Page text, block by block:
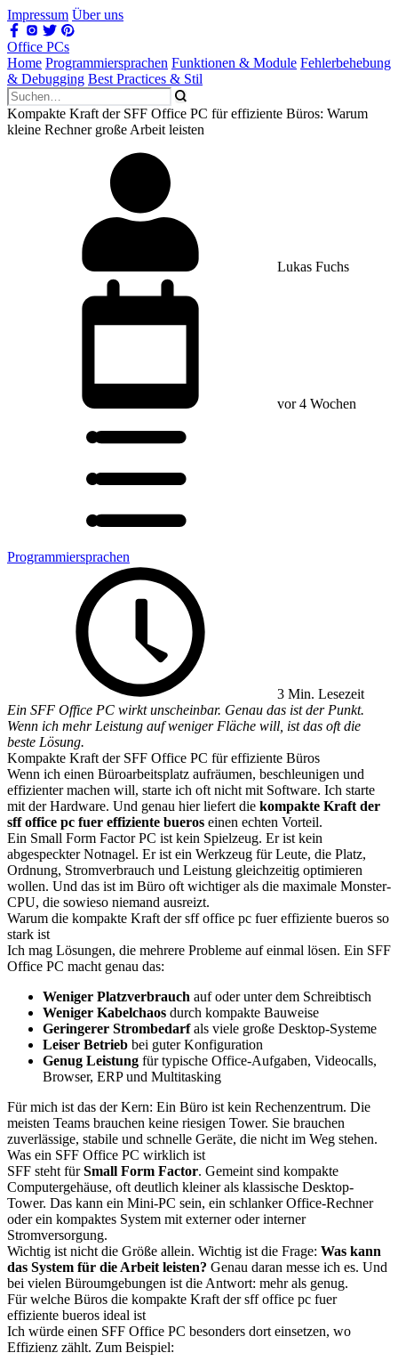
Impressum Über uns
Office PCs
Home Programmiersprachen Funktionen & Module Fehlerbehebung
& Debugging Best Practices & Stil
Kompakte Kraft der SFF Office PC für effiziente Büros: Warum
kleine Rechner große Arbeit leisten
Lukas Fuchs
vor 4 Wochen
Programmiersprachen
3 Min. Lesezeit
Ein SFF Office PC wirkt unscheinbar. Genau das ist der Punkt.
Wenn ich mehr Leistung auf weniger Fläche will, ist das oft die
beste Lösung.
Kompakte Kraft der SFF Office PC für effiziente Büros
Wenn ich einen Büroarbeitsplatz aufräumen, beschleunigen und
effizienter machen will, starte ich oft nicht mit Software. Ich starte
mit der Hardware. Und genau hier liefert die kompakte Kraft der
sff office pc fuer effiziente bueros einen echten Vorteil.
Ein Small Form Factor PC ist kein Spielzeug. Er ist kein
abgespeckter Notnagel. Er ist ein Werkzeug für Leute, die Platz,
Ordnung, Stromverbrauch und Leistung gleichzeitig optimieren
wollen. Und das ist im Büro oft wichtiger als die maximale Monster-
CPU, die sowieso niemand ausreizt.
Warum die kompakte Kraft der sff office pc fuer effiziente bueros so
stark ist
Ich mag Lösungen, die mehrere Probleme auf einmal lösen. Ein SFF
Office PC macht genau das:
Weniger Platzverbrauch auf oder unter dem Schreibtisch
Weniger Kabelchaos durch kompakte Bauweise
Geringerer Strombedarfals viele große Desktop-Systeme
Leiser Betrieb bei guter Konfiguration
Genug Leistung für typische Office-Aufgaben, Videocalls,
Browser, ERP und Multitasking
Für mich ist das der Kern: Ein Büro ist kein Rechenzentrum. Die
meisten Teams brauchen keine riesigen Tower. Sie brauchen
zuverlässige, stabile und schnelle Geräte, die nicht im Weg stehen.
Was ein SFF Office PC wirklich ist
SFF steht fürSmall Form Factor. Gemeint sind kompakte
Computergehäuse, oft deutlich kleiner als klassische Desktop-
Tower. Das kann ein Mini-PC sein, ein schlanker Office-Rechner
oder ein kompaktes System mit externer oder interner
Stromversorgung.
Wichtig ist nicht die Größe allein. Wichtig ist die Frage: Was kann
das System für die Arbeit leisten? Genau daran messe ich es. Und
bei vielen Büroumgebungen ist die Antwort: mehr als genug.
Für welche Büros die kompakte Kraft der sff office pc fuer
effiziente bueros ideal ist
Ich würde einen SFF Office PC besonders dort einsetzen, wo
Effizienz zählt. Zum Beispiel: